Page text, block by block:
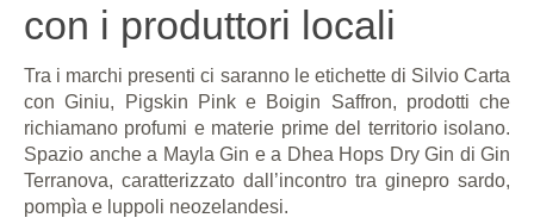
con i produttori locali
Tra i marchi presenti ci saranno le etichette di Silvio Carta
con Giniu, Pigskin Pink e Boigin Saffron, prodotti che
richiamano profumi e materie prime del territorio isolano.
Spazio anche a Mayla Gin e a Dhea Hops Dry Gin di Gin
Terranova, caratterizzato dall’incontro tra ginepro sardo,
pompìa e luppoli neozelandesi.